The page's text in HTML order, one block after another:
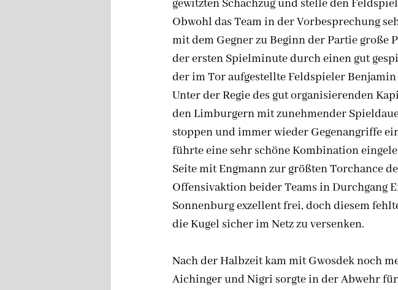
gewitzten Schachzug und stelle den
Obwohl das Team in der Vorbesprechung
mit dem Gegner zu Beginn der Partie
der ersten Spielminute durch einen gut
der im Tor aufgestellte Feldspieler
Unter der Regie des gut organisierenden
den Limburgern mit zunehmender
stoppen und immer wieder Gegenangriffe
führte eine sehr schöne Kombination
Seite mit Engmann zur größten Torchance
Offensivaktion beider Teams in Durchgang
Sonnenburg exzellent frei, doch diesem
die Kugel sicher im Netz zu versenken.
Nach der Halbzeit kam mit Gwosdek noch
Aichinger und Nigri sorgte in der Abwehr